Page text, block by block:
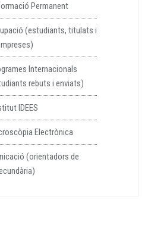
Permanent
(estudiants, titulats i
Internacionals
rebuts i enviats)
IDEES
Electrònica
(orientadors de